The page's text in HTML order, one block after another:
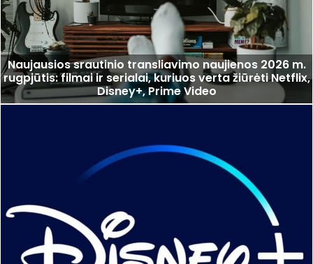
Naujausios srautinio transliavimo naujienos 2026 m.
rugpjūtis: filmai ir serialai, kuriuos verta žiūrėti Netflix,
Disney+, Prime Video